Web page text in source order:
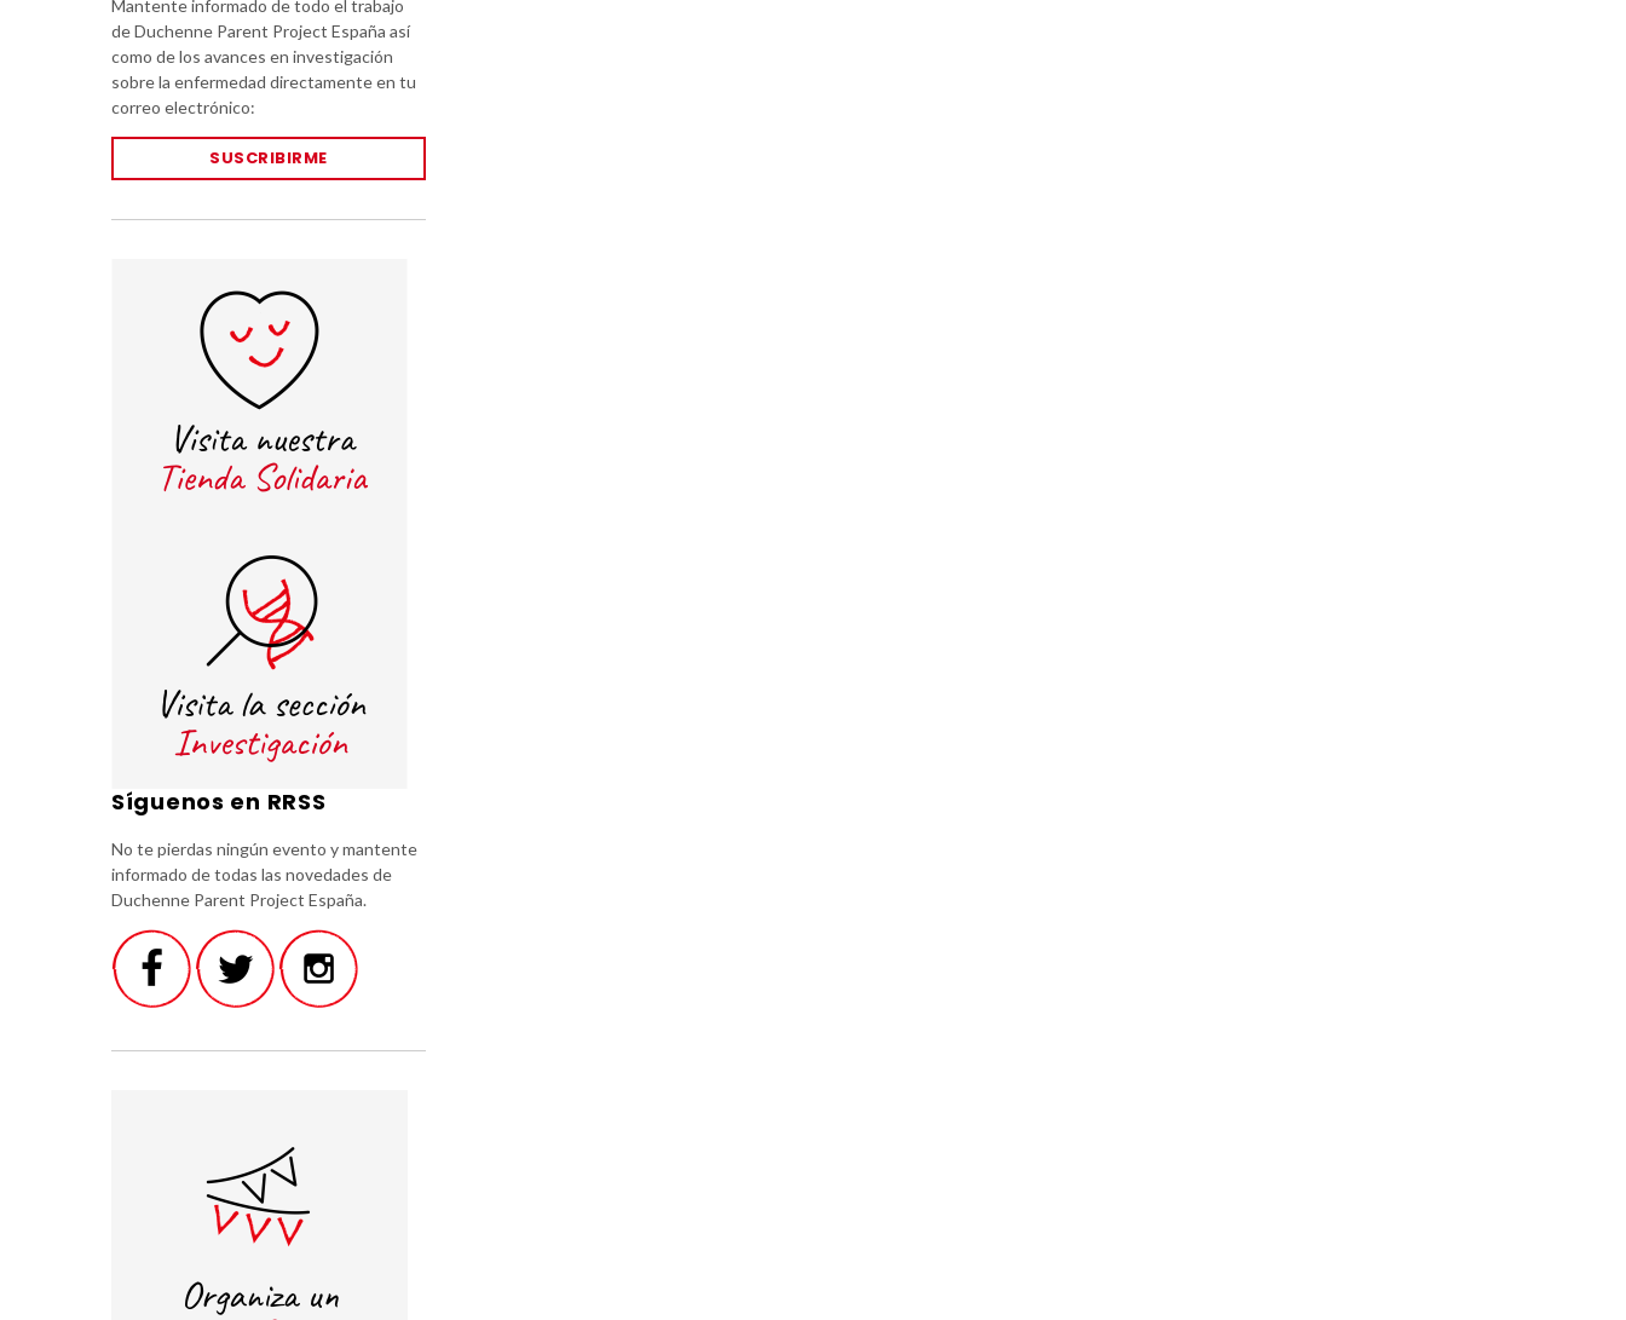
Mantente informado de todo el trabajo
de Duchenne Parent Project España así
como de los avances en investigación
sobre la enfermedad directamente en tu
correo electrónico:
SUSCRIBIRME
Síguenos en RRSS
No te pierdas ningún evento y mantente
informado de todas las novedades de
Duchenne Parent Project España.